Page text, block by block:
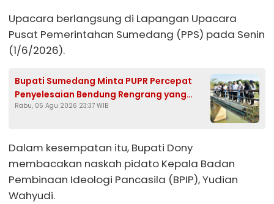
Upacara berlangsung di Lapangan Upacara
Pusat Pemerintahan Sumedang (PPS) pada Senin
(1/6/2026).
Bupati Sumedang Minta PUPR Percepat
Penyelesaian Bendung Rengrang yang
Belum Berfungsi Optimal
Rabu, 05 Agu 2026 23:37 WIB
Dalam kesempatan itu, Bupati Dony
membacakan naskah pidato Kepala Badan
Pembinaan Ideologi Pancasila (BPIP), Yudian
Wahyudi.